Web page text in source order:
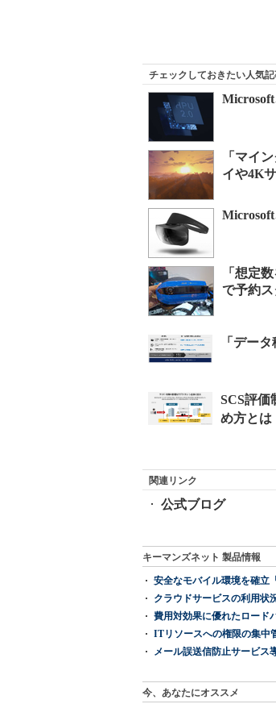
チェックしておきたい人気
「マイ
イや4K
「想定
で予約
関連リンク
公式ブログ
キーマンズネット 製品情報
安全なモバイル環境を確立
クラウドサービスの利用状
費用対効果に優れたロード
ITリソースへの権限の集中
メール誤送信防止サービス
今、あなたにオススメ